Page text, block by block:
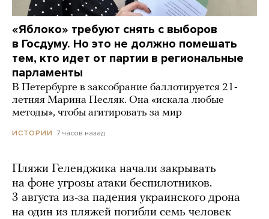
«Яблоко» требуют снять с выборов
в Госдуму. Но это не должно помешать
тем, кто идет от партии в региональные
парламенты
В Петербурге в заксобрание баллотируется 21-
летняя Марина Песляк. Она «искала любые
методы», чтобы агитировать за мир
ИСТОРИИ 7 часов назад
Пляжи Геленджика начали закрывать
на фоне угрозы атаки беспилотников.
3 августа из-за падения украинского дрона
на один из пляжей погибли семь человек